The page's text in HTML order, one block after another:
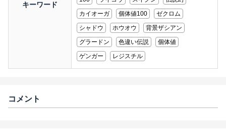
キーワード
カイオーガ
個体値100
ゼクロム
シャドウ
ホウオウ
背景ザシアン
グラードン
色違い伝説
個体値
ゲンガー
レジスチル
コメント